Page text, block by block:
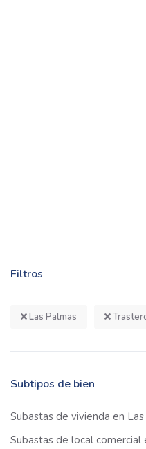
Filtros
Las Palmas
Subtipos de bien
Subastas de vivienda en
Subastas de local comercial